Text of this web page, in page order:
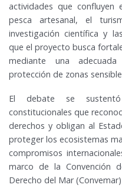
actividades que
pesca artesanal, el
investigación científica y
que el proyecto busca
mediante una
protección de zonas
El debate se
constitucionales que
derechos y obligan al
proteger los ecosistemas
compromisos
marco de la Convención
Derecho del Mar